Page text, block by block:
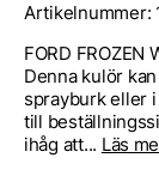
Artikelnummer:
FORD FROZEN
Denna kulör
sprayburk eller
till
ihåg att... Läs